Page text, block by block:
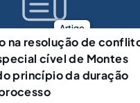
Artigo
na resolução de
cível de Montes
princípio da duração